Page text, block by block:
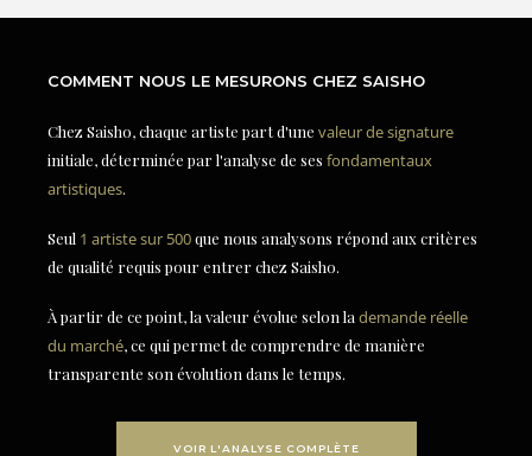
COMMENT NOUS LE MESURONS CHEZ SAISHO
Chez Saisho, chaque artiste part d'une valeur de signature
initiale, déterminée par l'analyse de ses fondamentaux
artistiques.
Seul 1 artiste sur 500que nous analysons répond aux critères
de qualité requis pour entrer chez Saisho.
À partir de ce point, la valeur évolue selon la demande réelle
du marché, ce qui permet de comprendre de manière
transparente son évolution dans le temps.
VOIR L'ANALYSE COMPLÈTE